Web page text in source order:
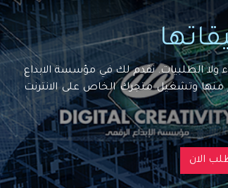
ولا الطلبيات. نقدم لك في مؤسسة الابداع
منها وتشغيل متجرك الخاص على الانترنت
الان